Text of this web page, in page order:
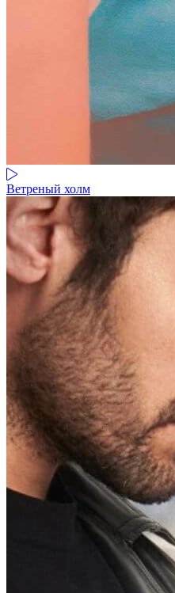
Ветреный холм